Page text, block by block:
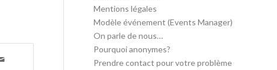
Mentions légales
Modèle événement (Events Manager)
On parle de nous…
Pourquoi anonymes?
Prendre contact pour votre problème